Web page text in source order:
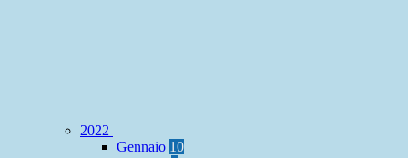
2022
Gennaio 10